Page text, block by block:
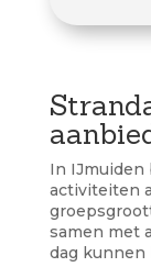
In IJmuiden
activiteiten
samen met
dag kunnen